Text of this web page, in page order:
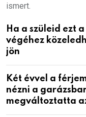
ismert.
Ha a szüleid ezt
végéhez
jön
Két évvel a
nézni a
megváltoztatta